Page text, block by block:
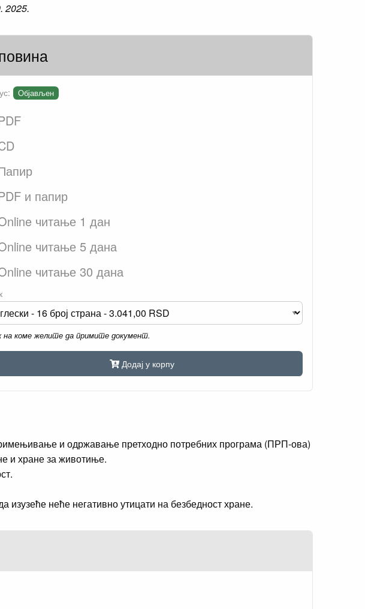
2025.
Објављен
и папир
читање 1 дан
читање 5 дана
читање 30 дана
на коме желите да примите документ.
Додај у корпу
и одржавање претходно потребних програма (ПРП-ова)
и хране за животиње.
неће негативно утицати на безбедност хране.